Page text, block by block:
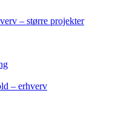
– større projekter
– erhverv